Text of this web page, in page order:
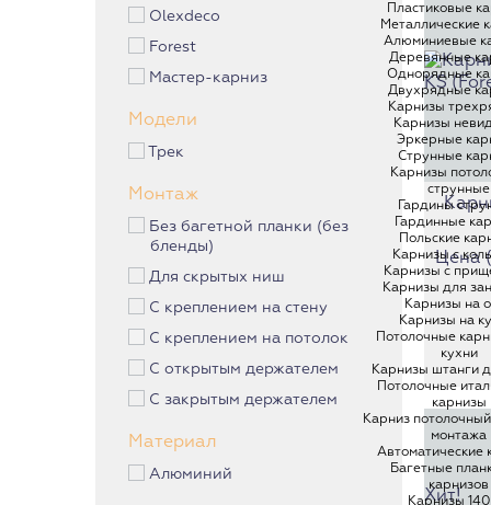
Пластиковые
Металлические
Алюминиевые
Деревянные
Однорядные
Двухрядные
Карнизы
Карнизы
Эркерные
Струнные
Карнизы
струнные
Гардины
Гардинные
Польские
Карнизы с
Карнизы с
Карнизы для
Карнизы на
Карнизы на
Потолочные
кухни
Карнизы штанги
Потолочные
карнизы
Карниз
монтажа
Автоматические
Багетные
карнизов
Карнизы
Эксклюзивные карнизы
Пластиковые карнизы
Металлические карнизы
Алюминиевые карнизы
Двухрядные карнизы
Карнизы трехрядные
Карнизы невидимки
Эркерные карнизы
Olexdeco
Forest
Мастер-карниз
Модели
Трек
Монтаж
Без багетной планки (без
бленды)
Для скрытых ниш
С креплением на стену
С креплением на потолок
С открытым держателем
С закрытым держателем
Материал
Алюминий
Цена
Хит!